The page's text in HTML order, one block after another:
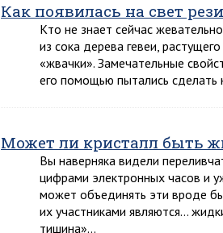
Как появилась на свет
Кто не знает сейчас
из сока дерева гевеи,
«жвачки». Замечательные
его помощью пытались
Может ли кристалл быть
Вы наверняка видели
цифрами электронных часов и
может объединять эти вроде
их участниками являются…
тишина»…